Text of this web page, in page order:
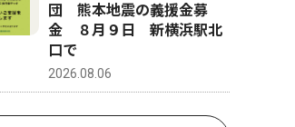
団 熊本地震の義援金募
金 ８月９日 新横浜駅北
口で
2026.08.06